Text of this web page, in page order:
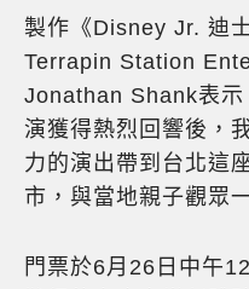
製作《Disney Jr. 迪
Terrapin Station
Jonathan Shank表示
演獲得熱烈回響後，
力的演出帶到台北這
市，與當地親子觀眾
門票於6月26日中午